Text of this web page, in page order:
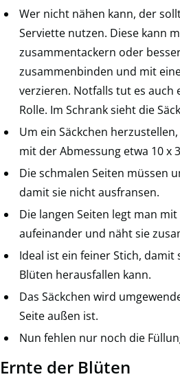
Wer nicht nähen kann, der
Serviette nutzen. Diese kann
zusammentackern oder
zusammenbinden und mit
verzieren. Notfalls tut es auch
Rolle. Im Schrank sieht die
Um ein Säckchen
mit der Abmessung etwa 10 x
Die schmalen Seiten müssen
damit sie nicht ausfransen.
Die langen Seiten legt man
aufeinander und näht sie
Ideal ist ein feiner Stich,
Blüten herausfallen kann.
Das Säckchen wird
Seite außen ist.
Nun fehlen nur noch die
Ernte der Blüten